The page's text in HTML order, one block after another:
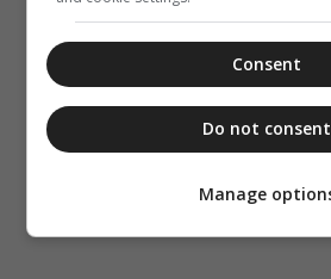
Consent
Do not consent
Manage